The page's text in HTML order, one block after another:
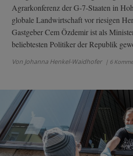
Agrarkonferenz der G-7-Staaten in
globale Landwirtschaft vor riesigen
Gastgeber Cem Özdemir ist als
beliebtesten Politiker der Republik
Von Johanna Henkel-Waidhofer | 6